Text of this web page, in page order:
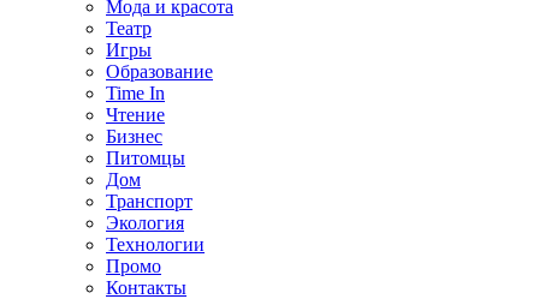
Мода и красота
Театр
Игры
Образование
Time In
Чтение
Бизнес
Питомцы
Дом
Транспорт
Экология
Технологии
Промо
Контакты